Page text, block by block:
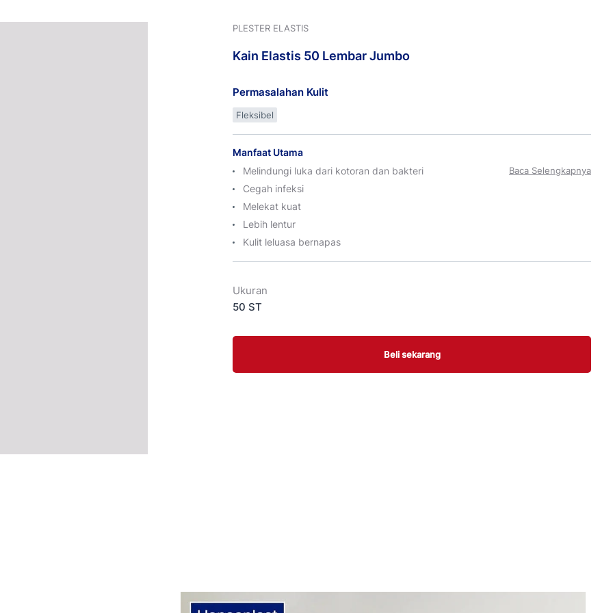
PLESTER ELASTIS
Kain Elastis 50 Lembar Jumbo
Permasalahan Kulit
Fleksibel
Manfaat Utama
Melindungi luka dari kotoran dan bakteri
Cegah infeksi
Melekat kuat
Lebih lentur
Kulit leluasa bernapas
Baca Selengkapnya
Ukuran
50 ST
Beli sekarang